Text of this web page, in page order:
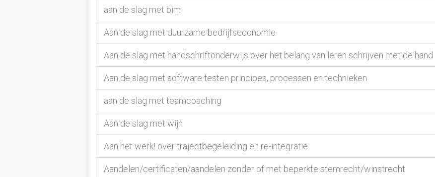
aan de slag met bim
Aan de slag met duurzame bedrijfseconomie
Aan de slag met handschriftonderwijs over het belang van leren schrijven met de hand
Aan de slag met software testen principes, processen en technieken
aan de slag met teamcoaching
Aan de slag met wijn
Aan het werk! over trajectbegeleiding en re-integratie
Aandelen/certificaten/aandelen zonder of met beperkte stemrecht/winstrecht